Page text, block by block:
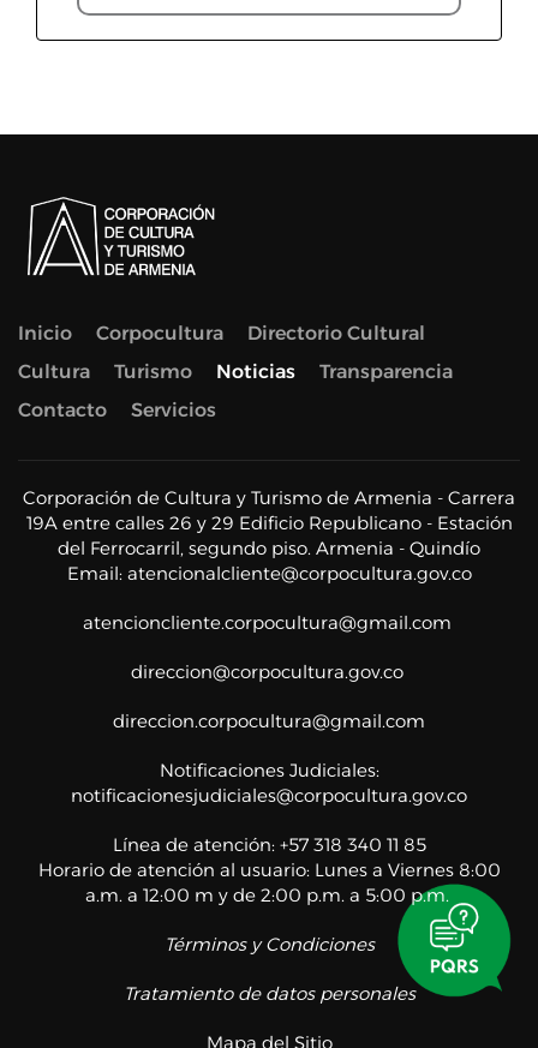
Inicio Corpocultura
Directorio Cultural
Cultura
Turismo Noticias
Transparencia
Contacto
Servicios
Corporación de Cultura y Turismo de Armenia - Carrera
19A entre calles 26 y 29 Edificio Republicano - Estación
del Ferrocarril, segundo piso. Armenia - Quindío
Email: atencionalcliente@corpocultura.gov.co
atencioncliente.corpocultura@gmail.com
direccion@corpocultura.gov.co
direccion.corpocultura@gmail.com
Notificaciones Judiciales:
notificacionesjudiciales@corpocultura.gov.co
Línea de atención: +57 318 340 11 85
Horario de atención al usuario: Lunes a Viernes 8:00
a.m. a 12:00 m y de 2:00 p.m. a 5:00 p.m.
Términos y Condiciones
Tratamiento de datos personales
Mapa del Sitio